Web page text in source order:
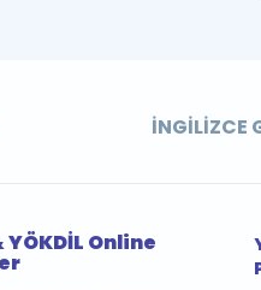
İNGILIZCE
YÖKDİL Online